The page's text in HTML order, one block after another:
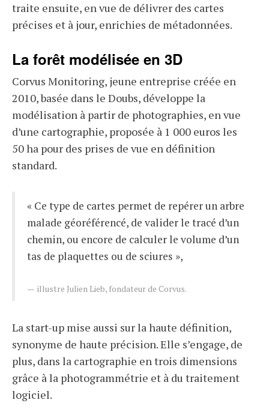
traite ensuite, en vue de délivrer des cartes
précises et à jour, enrichies de métadonnées.
La forêt modélisée en 3D
Corvus Monitoring, jeune entreprise créée en
2010, basée dans le Doubs, développe la
modélisation à partir de photographies, en vue
d’une cartographie, proposée à 1 000 euros les
50 ha pour des prises de vue en définition
standard.
« Ce type de cartes permet de repérer un arbre
malade géoréférencé, de valider le tracé d’un
chemin, ou encore de calculer le volume d’un
tas de plaquettes ou de sciures »,
illustre Julien Lieb, fondateur de Corvus.
La start-up mise aussi sur la haute définition,
synonyme de haute précision. Elle s’engage, de
plus, dans la cartographie en trois dimensions
grâce à la photogrammétrie et à du traitement
logiciel.